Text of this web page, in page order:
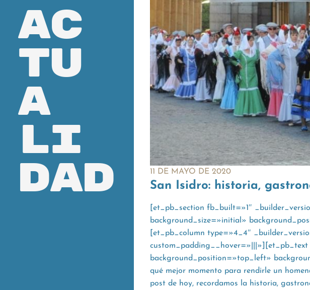
ac
tu
a
li
dad 11 DE MAYO DE 2020
San Isidro: historia,
[et_pb_section fb_built=»1″
background_size=»initial»
[et_pb_column type=»4_4″
background_position=»top_left»
qué mejor momento para rendirle un
post de hoy, recordamos la historia,